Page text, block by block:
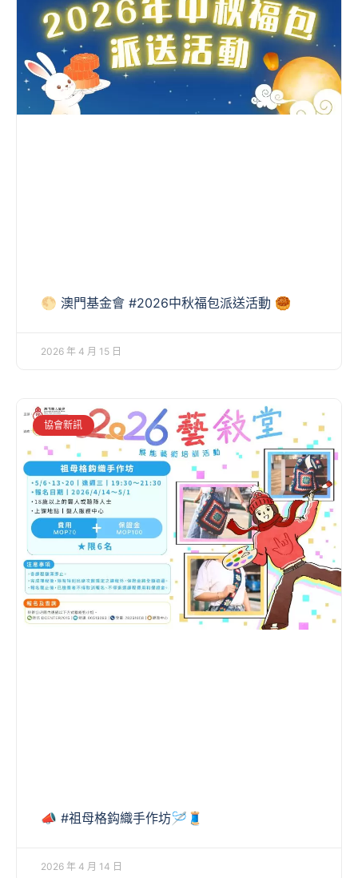
🌕 澳門基金會 #2026中秋福包派送活動 🥮
2026 年 4 月 15 日
協會新訊
📣 #祖母格鈎織手作坊🪡🧵
2026 年 4 月 14 日